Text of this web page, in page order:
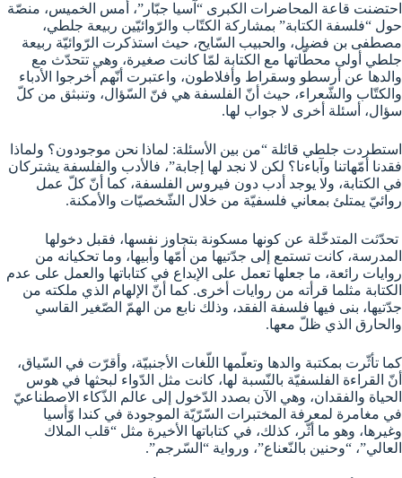
احتضنت قاعة المحاضرات الكبرى “آسيا جبّار”، أمس الخميس، منصّة
حول “فلسفة الكتابة” بمشاركة الكتّاب والرّوائيّين ربيعة جلطي،
مصطفى بن فضيل، والحبيب السّايح، حيث استذكرت الرّوائيّة ربيعة
جلطي أولى محطّاتها مع الكتابة لمّا كانت صغيرة، وهي تتحدّث مع
والدها عن أرسطو وسقراط وأفلاطون، واعتبرت أنّهم أخرجوا الأدباء
والكتّاب والشّعراء، حيث أنّ الفلسفة هي فنّ السّؤال، وتنبثق من كلّ
سؤال، أسئلة أخرى لا جواب لها.
استطردت جلطي قائلة “من بين الأسئلة: لماذا نحن موجودون؟ ولماذا
فقدنا أمّهاتنا وآباءنا؟ لكن لا نجد لها إجابة”، فالأدب والفلسفة يشتركان
في الكتابة، ولا يوجد أدب دون فيروس الفلسفة، كما أنّ كلّ عمل
روائيّ يمتلئ بمعاني فلسفيّة من خلال الشّخصيّات والأمكنة.
تحدّثت المتدخّلة عن كونها مسكونة بتجاوز نفسها، فقبل دخولها
المدرسة، كانت تستمع إلى جدّتيها من أمّها وأبيها، وما تحكيانه من
روايات رائعة، ما جعلها تعمل على الإبداع في كتاباتها والعمل على عدم
الكتابة مثلما قرأته من روايات أخرى. كما أنّ الإلهام الذي ملكته من
جدّتيها، بنى فيها فلسفة الفقد، وذلك نابع من الهمّ الصّغير القاسي
والحارق الذي ظلّ معها.
كما تأثّرت بمكتبة والدها وتعلّمها اللّغات الأجنبيّة، وأقرّت في السّياق،
أنّ القراءة الفلسفيّة بالنّسبة لها، كانت مثل الدّواء لبحثها في هوس
الحياة والفقدان، وهي الآن بصدد الدّخول إلى عالم الذّكاء الاصطناعيّ
في مغامرة لمعرفة المختبرات السّرّيّة الموجودة في كندا وّأسيا
وغيرها، وهو ما أثّر، كذلك، في كتاباتها الأخيرة مثل “قلب الملاك
العالي”، “وحنين بالنّعناع”، ورواية “السّرجم”.